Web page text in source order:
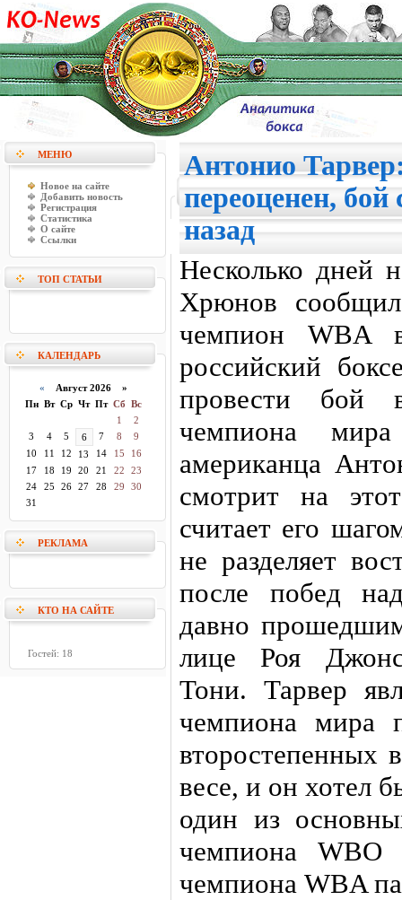
МЕНЮ
Новое на сайте
Добавить новость
Регистрация
Статистика
О сайте
Ссылки
ТОП СТАТЬИ
КАЛЕНДАРЬ
« Август 2026 »
Пн Вт Ср Чт Пт Сб Вс
1
2
3
4 5 6 7 8
9
10
11 12 13 14 15
16
17
18 19 20 21 22
23
24
25 26 27 28 29
30
31
РЕКЛАМА
КТО НА САЙТЕ
Гостей: 18
Антонио
переоценен,
назад
Несколько дней
Хрюнов
чемпион WBA
российский
провести бой
чемпиона
американца
смотрит на
считает его
не разделяет
после побед
давно
лице Роя
Тони. Тарвер
чемпиона мира
второстепенных
весе, и он хотел
один из
чемпиона
чемпиона WBA